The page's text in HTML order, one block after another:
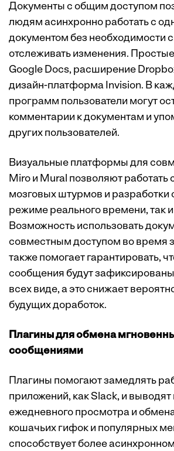
Документы с общим доступом
людям асинхронно работать с
документом без необходимости
отслеживать изменения.
Google Docs, расширение
дизайн-платформа Invision. В
программ пользователи могут
комментарии к документам и
других пользователей.
Визуальные платформы для
Miro и Mural позволяют работать
мозговых штурмов и разработки
режиме реального времени, так
Возможность использовать
совместным доступом во время
также помогает гарантировать,
сообщения будут
всех виде, а это снижает
будущих доработок.
Плагины для обмена
сообщениями
Плагины помогают замедлять
приложений, как Slack, и выводят
ежедневного просмотра и
кошачьих гифок и популярных
способствует более